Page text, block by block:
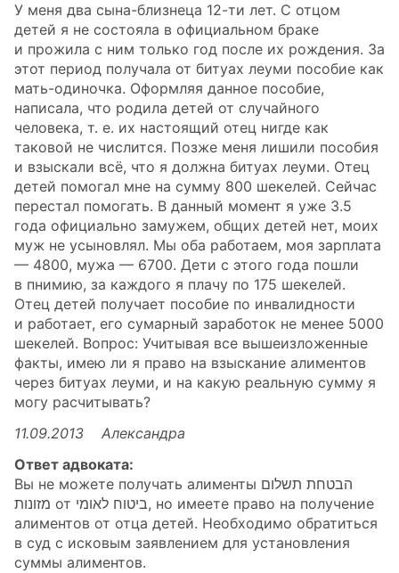
У меня два сына-близнеца 12-ти лет. С отцом
детей я не состояла в официальном браке
и прожила с ним только год после их рождения. За
этот период получала от битуах леуми пособие как
мать-одиночка. Оформляя данное пособие,
написала, что родила детей от случайного
человека, т. е. их настоящий отец нигде как
таковой не числится. Позже меня лишили пособия
и взыскали всё, что я должна битуах леуми. Отец
детей помогал мне на сумму 800 шекелей. Сейчас
перестал помогать. В данный момент я уже 3.5
года официально замужем, общих детей нет, моих
муж не усыновлял. Мы оба работаем, моя зарплата
— 4800, мужа — 6700. Дети с этого года пошли
в пнимию, за каждого я плачу по 175 шекелей.
Отец детей получает пособие по инвалидности
и работает, его сумарный заработок не менее 5000
шекелей. Вопрос: Учитывая все вышеизложенные
факты, имею ли я право на взыскание алиментов
через битуах леуми, и на какую реальную сумму я
могу расчитывать?
11.09.2013 Александра
Ответ адвоката:
Вы не можете получать алименты הבטחת תשלום
מזונות от ביטוח לאומי, но имеете право на получение
алиментов от отца детей. Необходимо обратиться
в суд с исковым заявлением для установления
суммы алиментов.